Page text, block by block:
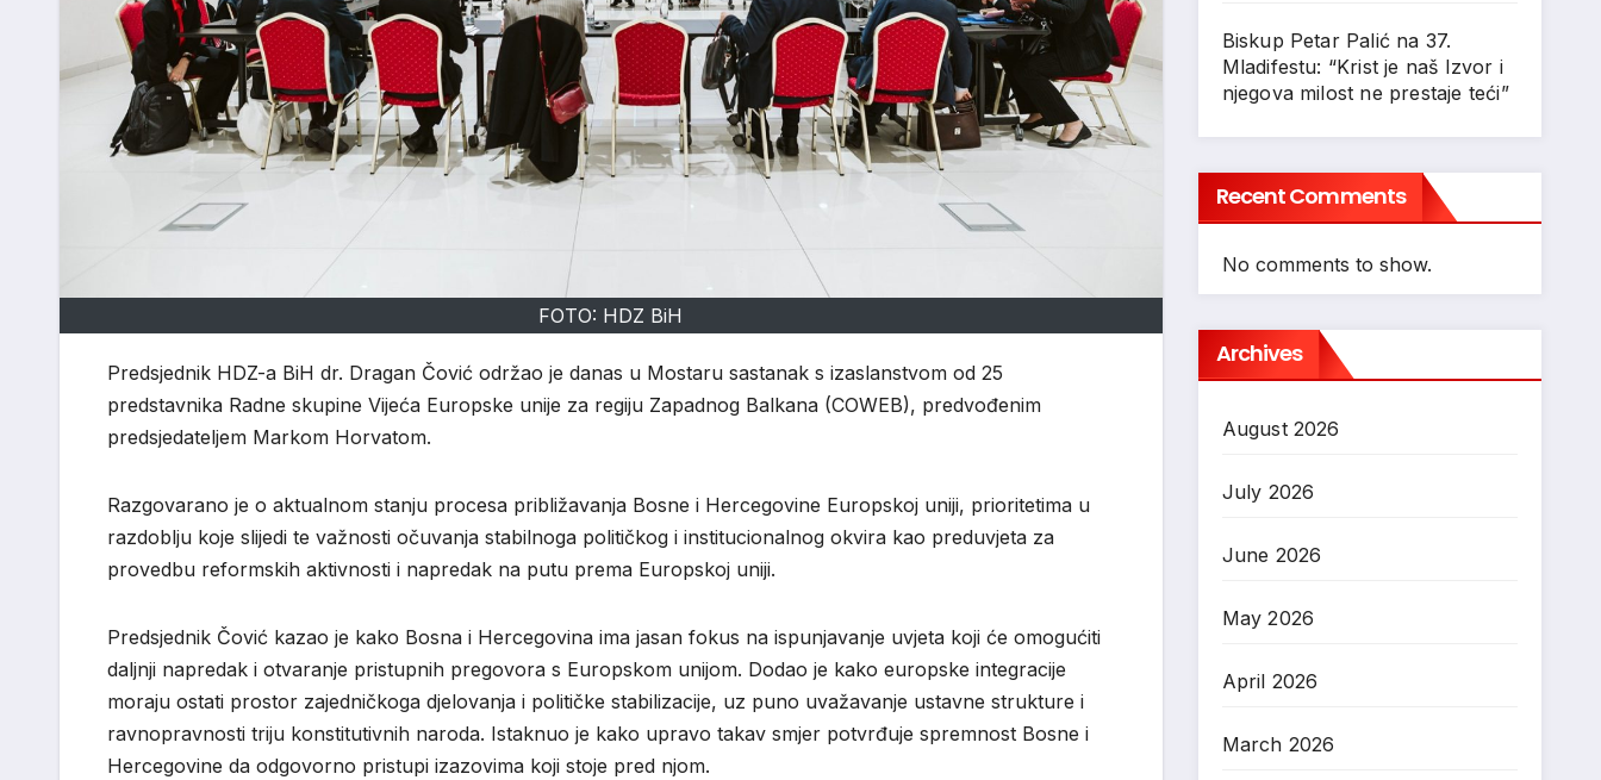
FOTO: HDZ BiH
Predsjednik HDZ-a BiH dr. Dragan Čović održao je danas u Mostaru sastanak s izaslanstvom od 25
predstavnika Radne skupine Vijeća Europske unije za regiju Zapadnog Balkana (COWEB), predvođenim
predsjedateljem Markom Horvatom.
Razgovarano je o aktualnom stanju procesa približavanja Bosne i Hercegovine Europskoj uniji, prioritetima u
razdoblju koje slijedi te važnosti očuvanja stabilnoga političkog i institucionalnog okvira kao preduvjeta za
provedbu reformskih aktivnosti i napredak na putu prema Europskoj uniji.
Predsjednik Čović kazao je kako Bosna i Hercegovina ima jasan fokus na ispunjavanje uvjeta koji će omogućiti
daljnji napredak i otvaranje pristupnih pregovora s Europskom unijom. Dodao je kako europske integracije
moraju ostati prostor zajedničkoga djelovanja i političke stabilizacije, uz puno uvažavanje ustavne strukture i
ravnopravnosti triju konstitutivnih naroda. Istaknuo je kako upravo takav smjer potvrđuje spremnost Bosne i
Hercegovine da odgovorno pristupi izazovima koji stoje pred njom.
Biskup Petar Palić na 37.
Mladifestu: “Krist je naš Izvor i
njegova milost ne prestaje teći”
Recent Comments
No comments to show.
Archives
August 2026
July 2026
June 2026
May 2026
April 2026
March 2026